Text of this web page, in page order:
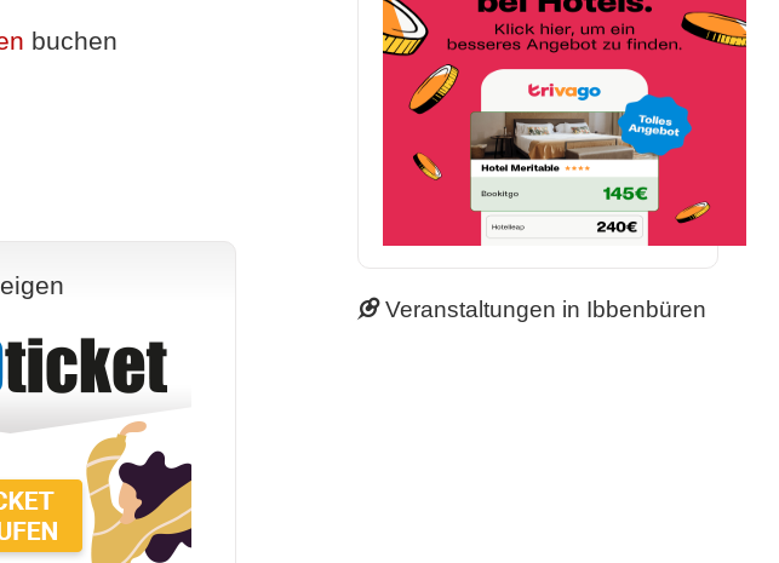
buchen
Veranstaltungen in Ibbenbüren